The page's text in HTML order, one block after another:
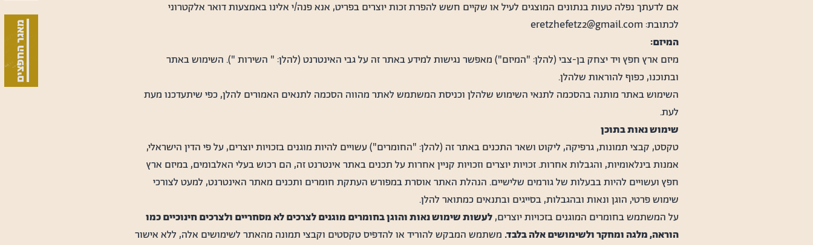
מאגר החפצים
אם לדעתך נפלה טעות בנתונים המוצגים לעיל או שקיים חשש להפרת זכות יוצרים בפריט, אנא פנה/י אלינו באמצעות דואר אלקטרוני
לכתובת: eretzhefetz2@gmail.com
המיזם:
מיזם ארץ חפץ ויד יצחק בן-צבי (להלן: "המיזם") מאפשר נגישות למידע באתר זה על גבי האינטרנט (להלן: " השירות "). השימוש באתר
ובתוכנו, כפוף להוראות שלהלן.
השימוש באתר מותנה בהסכמה לתנאי השימוש שלהלן וכניסת המשתמש לאתר מהווה הסכמה לתנאים האמורים להלן, כפי שיתעדכנו מעת
לעת.
שימוש נאות בתוכן
טקסט, קבצי תמונות, גרפיקה, ליקוט ושאר התכנים באתר זה (להלן: "החומרים") עשויים להיות מוגנים בזכויות יוצרים, על פי הדין הישראלי,
אמנות בינלאומיות, והגבלות אחרות. זכויות יוצרים וזכויות קניין אחרות על תכנים באתר אינטרנט זה, הם רכוש בעלי האלבומים, במיזם ארץ
חפץ ועשויים להיות בבעלות של גורמים שלישיים. הנהלת האתר אוסרת במפורש העתקת חומרים ותכנים מאתר האינטרנט, למעט לצורכי
שימוש פרטי, הוגן ונאות ובהגבלות, בסייגים ובתנאים כמתואר להלן.
על המשתמש בחומרים המוגנים בזכויות יוצרים,לעשות שימוש נאות והוגן בחומרים מוגנים לצרכים לא מסחריים ולצרכים חינוכיים כמו
הוראה, מלגה ומחקר ולשימושים אלה בלבד. משתמש המבקש להוריד או להדפיס טקסטים וקבצי תמונה מהאתר לשימושים אלה, ללא אישור